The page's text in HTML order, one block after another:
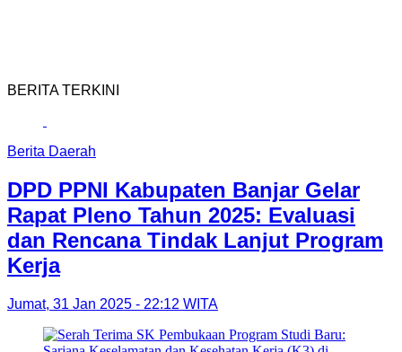
BERITA TERKINI
Berita Daerah
DPD PPNI Kabupaten Banjar Gelar
Rapat Pleno Tahun 2025: Evaluasi
dan Rencana Tindak Lanjut Program
Kerja
Jumat, 31 Jan 2025 - 22:12 WITA